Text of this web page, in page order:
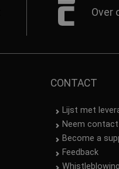
Over
CONTACT
Lijst met
Neem
Become a
Feedback
Whistleblowing